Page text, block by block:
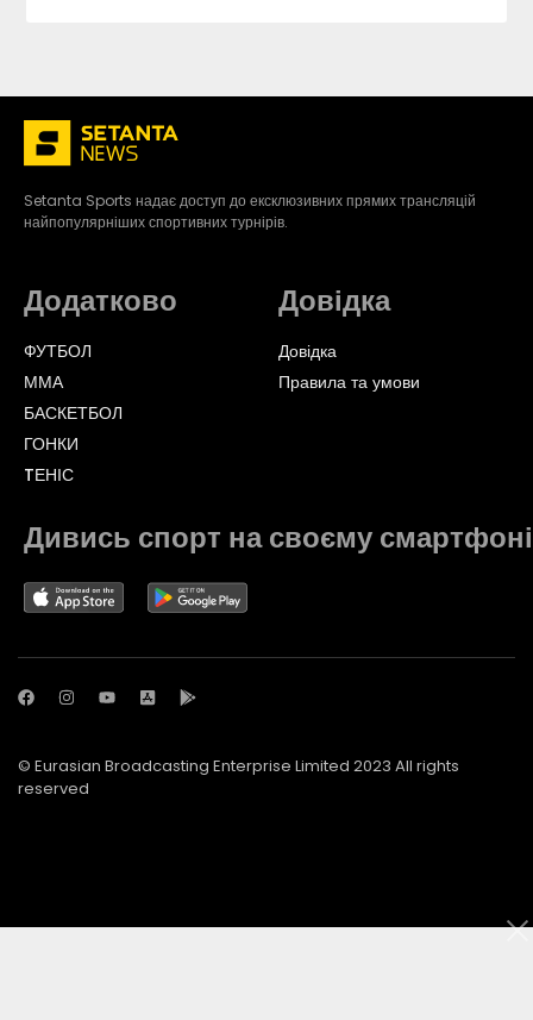
Setanta Sports надає доступ до ексклюзивних прямих трансляцій
найпопулярніших спортивних турнірів.
Додатково
ФУТБОЛ
ММА
БАСКЕТБОЛ
ГОНКИ
TЕНІС
Довідка
Довідка
Правила та умови
Дивись спорт на своєму смартфоні
© Eurasian Broadcasting Enterprise Limited 2023 All rights
reserved